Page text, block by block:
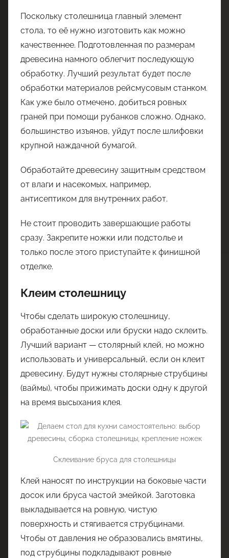
Поскольку столешница главный элемент
стола, то её нужно изготовить как можно
качественнее. Подготовленная по размерам
древесина намного облегчит последующую
обработку. Лучший результат будет после
обработки материалов рейсмусовым станком.
Как уже было отмечено, добиться ровных
граней при помощи рубанков сложно. Однако,
большинство изъянов, уйдут после шлифовки
крупной наждачной бумагой.
Обработайте древесину защитным средством
от влаги и насекомых, например,
антисептиком для внутренних работ.
Не стоит проводить завершающие работы
сразу. Закрепите ножки или подстолье и
только после этого приступайте к финишной
отделке.
Клеим столешницу
Чтобы сделать широкую столешницу,
обработанные доски или бруски надо склеить.
Лучший вариант — столярный клей, но можно
использовать и универсальный, если он клеит
древесину. Будут нужны столярные струбцины
(ваймы), чтобы прижимать доски одну к другой
на время высыхания клея.
Склеивание бруса для столешницы
Клей наносят по инструкции на боковые части
досок или бруса частой змейкой. Заготовка
выкладывается на ровную, чистую
поверхность и стягивается струбцинами.
Чтобы от давления не образовались вмятины,
под струбцины подкладывают ровные